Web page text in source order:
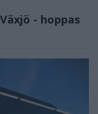
- hoppas